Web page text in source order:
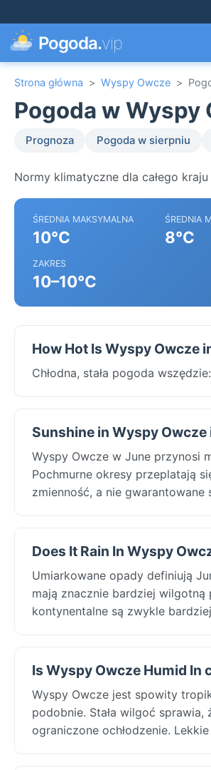
Pogoda.vip
Strona główna > Wyspy Owcze >
Pogoda w
Prognoza Pogoda w sierpniu
Normy klimatyczne dla całego
ŚREDNIA MAKSYMALNA
10°C
ŚREDNIA
8°C
ZAKRES
10–10°C
How Hot Is Wyspy Owcze
Chłodna, stała pogoda
Sunshine in Wyspy
Wyspy Owcze w June przynosi
Pochmurne okresy przeplatają
zmienność, a nie gwarantowane
Does It Rain In Wyspy
Umiarkowane opady definiują
mają znacznie bardziej
kontynentalne są zwykle
Is Wyspy Owcze Humid In
Wyspy Owcze jest spowity
podobnie. Stała wilgoć
ograniczone ochłodzenie.